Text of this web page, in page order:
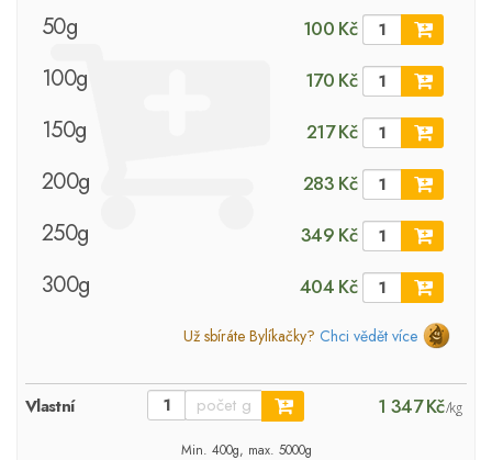
50g 100 Kč
100g 170 Kč
150g 217 Kč
200g 283 Kč
250g 349 Kč
300g 404 Kč
Už sbíráte Bylíkačky? Chci vědět více
Vlastní 1 347 Kč/kg
Min. 400g, max. 5000g